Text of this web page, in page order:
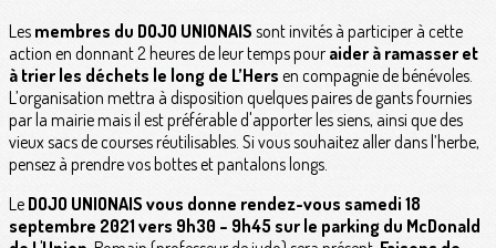
Les membres du DOJO UNIONAIS sont invités à participer à cette
action en donnant 2 heures de leur temps pour aider à ramasser et
à trier les déchets le long de L’Hers en compagnie de bénévoles.
L’organisation mettra à disposition quelques paires de gants fournies
par la mairie mais il est préférable d'apporter les siens, ainsi que des
vieux sacs de courses réutilisables. Si vous souhaitez aller dans l’herbe,
pensez à prendre vos bottes et pantalons longs.
Le DOJO UNIONAIS vous donne rendez-vous samedi 18
septembre 2021 vers 9h30 – 9h45 sur le parking du McDonald